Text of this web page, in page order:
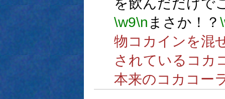
を飲んだだけで
\w9\n まさか！？
物コカインを混
されているコカ
本来のコカコー